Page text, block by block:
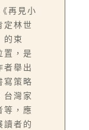
再見小
定林世
的束
置，是
者舉出
寫策略
台灣家
等，應
讀者的